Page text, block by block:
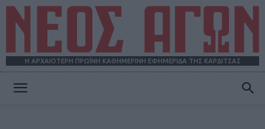
Η ΑΡΧΑΙΟΤΕΡΗ ΠΡΩΪΝΗ ΚΑΘΗΜΕΡΙΝΗ ΕΦΗΜΕΡΙΔΑ ΤΗΣ ΚΑΡΔΙΤΣΑΣ